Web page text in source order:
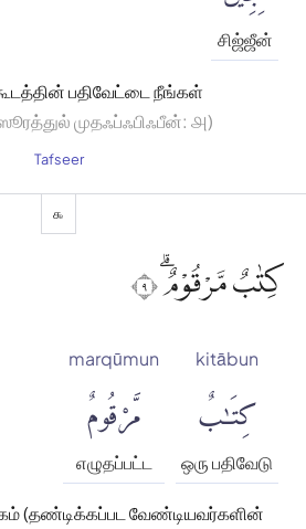
சிஜ்ஜீன்
பதிவேட்டை நீங்கள்
முதஃப்ஃபிஃபீன்: ௮)
Tafseer
௯
كِتٰبٌ مَّرْقُوْمٌۗ ٩
kitābun
كِتَٰبٌ
ஒரு பதிவேடு
marqūmun
مَّرْقُومٌ
எழுதப்பட்ட
(தண்டிக்கப்பட வேண்டியவர்களின்